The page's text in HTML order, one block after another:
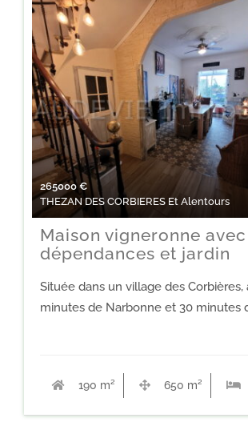
265000€
THEZAN DES CORBIERES Et Alentours
Maison vigneronne avec
dépendances et jardin
Située dans un village des Corbières,
minutes de Narbonne et 30 minutes
190 m² 650 m²